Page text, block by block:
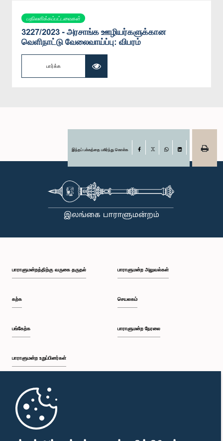
பதிலளிக்கப்பட்டவைகள்
3227/2023 - அரசாங்க ஊழியர்களுக்கான
வெளிநாட்டு வேலைவாய்ப்பு: விபரம்
பார்க்க
இந்தப் பக்கத்தை பகிர்ந்து கொள்க Facebook
பாராளுமன்றத்திற்கு வருகை தருதல்
கற்க
பங்கேற்க
பாராளுமன்ற உறுப்பினர்கள்
முதற்பக்கம்
பாராளுமன்ற அலுவல்கள்
செயலகம்
பாராளுமன்ற நேரலை
பாராளுமன்ற கையடக்க செயலி